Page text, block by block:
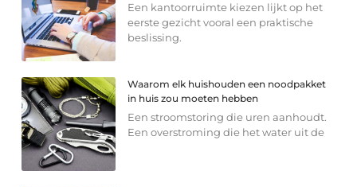
Een kantoorruimte kiezen lijkt op het
eerste gezicht vooral een praktische
beslissing.
Waarom elk huishouden een noodpakket
in huis zou moeten hebben
Een stroomstoring die uren aanhoudt.
Een overstroming die het water uit de